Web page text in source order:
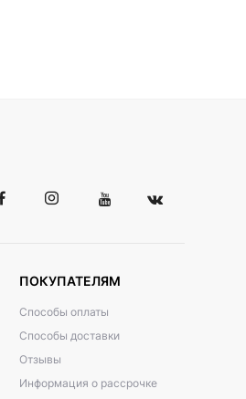
ПОКУПАТЕЛЯМ
Способы оплаты
Способы доставки
Отзывы
Информация о рассрочке